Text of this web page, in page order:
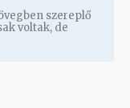
szereplő
voltak, de